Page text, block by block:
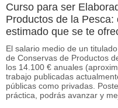
Curso para ser
Productos de la
estimado que se te
El salario medio de un
de Conservas de Productos
los 14.100 € anuales
trabajo publicadas
públicas como privadas.
práctica, podrás avanzar y